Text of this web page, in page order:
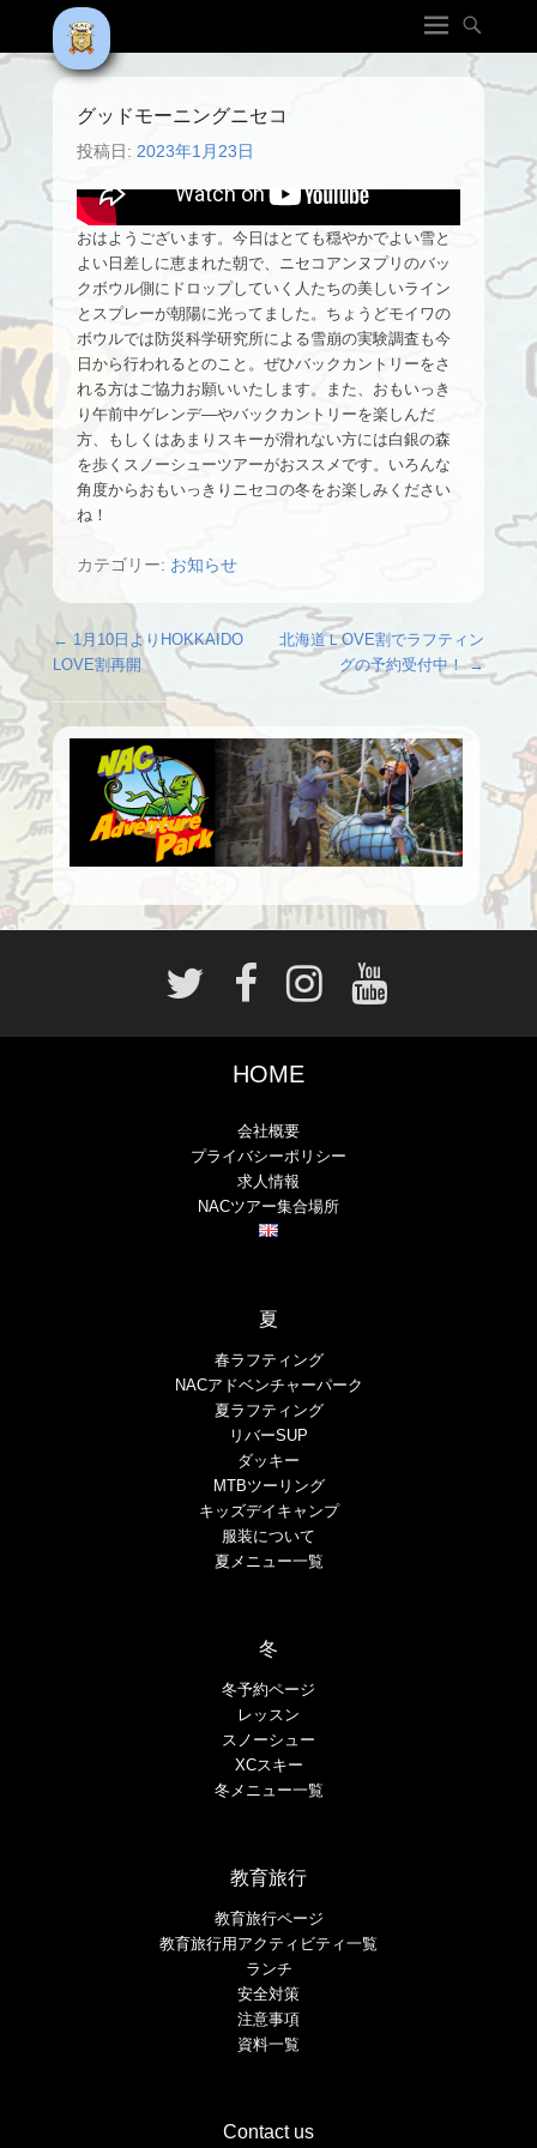
グッドモーニングニセコ
投稿日: 2023年1月23日
おはようございます。今日はとても穏やかでよい雪と
よい日差しに恵まれた朝で、ニセコアンヌプリのバッ
クボウル側にドロップしていく人たちの美しいライン
とスプレーが朝陽に光ってました。ちょうどモイワの
ボウルでは防災科学研究所による雪崩の実験調査も今
日から行われるとのこと。ぜひバックカントリーをさ
れる方はご協力お願いいたします。また、おもいっき
り午前中ゲレンデ―やバックカントリーを楽しんだ
方、もしくはあまりスキーが滑れない方には白銀の森
を歩くスノーシューツアーがおススメです。いろんな
角度からおもいっきりニセコの冬をお楽しみください
ね！
カテゴリー: お知らせ
投稿ナビゲーション
← 1月10日よりHOKKAIDO
LOVE割再開
北海道ＬOVE割でラフティン
グの予約受付中！→
HOME
会社概要
プライバシーポリシー
求人情報
NACツアー集合場所
夏
春ラフティング
NACアドベンチャーパーク
夏ラフティング
リバーSUP
ダッキー
MTBツーリング
キッズデイキャンプ
服装について
夏メニュー一覧
冬
冬予約ページ
レッスン
スノーシュー
XCスキー
冬メニュー一覧
教育旅行
教育旅行ページ
教育旅行用アクティビティ一覧
ランチ
安全対策
注意事項
資料一覧
Contact us